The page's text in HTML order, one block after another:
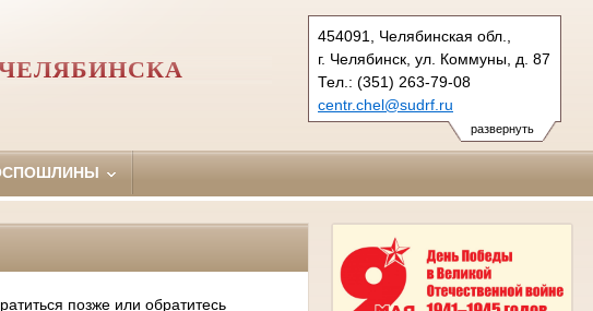
развернуть
454091, Челябинская обл.,
г. Челябинск, ул. Коммуны, д. 87
Тел.: (351) 263-79-08
centr.chel@sudrf.ru
позже или обратитесь